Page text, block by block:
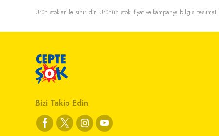
Ürün stoklar ile sınırlıdır. Ürünün stok, fiyat ve kampanya bilgisi
Bizi Takip Edin